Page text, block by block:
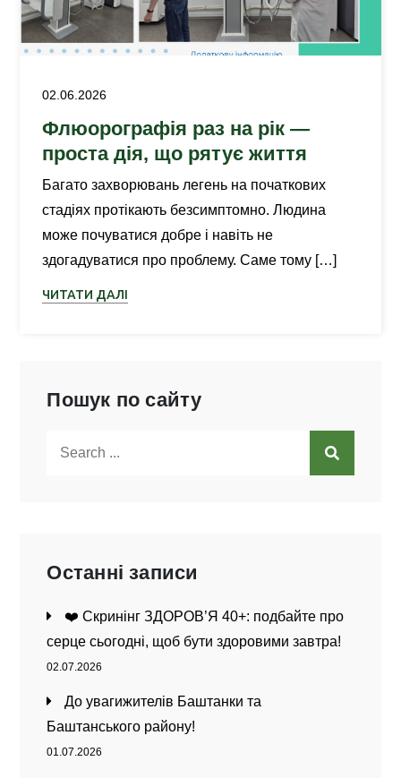
02.06.2026
Флюорографія раз на рік —
проста дія, що рятує життя
Багато захворювань легень на початкових
стадіях протікають безсимптомно. Людина
може почуватися добре і навіть не
здогадуватися про проблему. Саме тому […]
ЧИТАТИ ДАЛІ
Пошук по сайту
Останні записи
❤️ Скринінг ЗДОРОВ’Я 40+: подбайте про
серце сьогодні, щоб бути здоровими завтра!
02.07.2026
До увагижителів Баштанки та
Баштанського району!
01.07.2026